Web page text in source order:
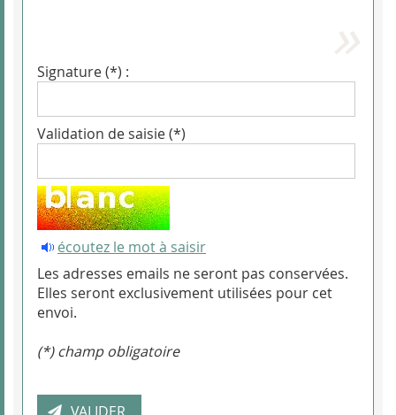
Signature (*) :
Validation de saisie (*)
écoutez le mot à saisir
Les adresses emails ne seront pas conservées.
Elles seront exclusivement utilisées pour cet
envoi.
(*) champ obligatoire